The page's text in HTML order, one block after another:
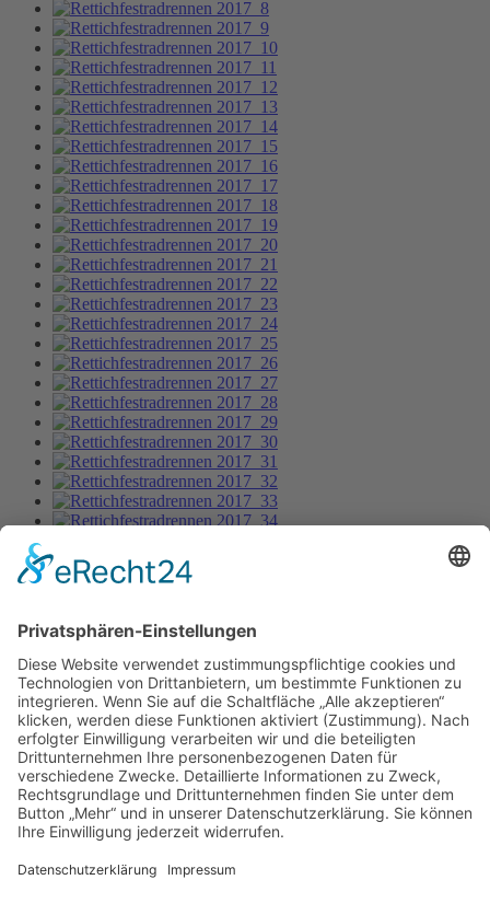
Rettichfestradrennen 2017_32
Bild-Informationen
Aktuelle Seite:
Bildergalerie